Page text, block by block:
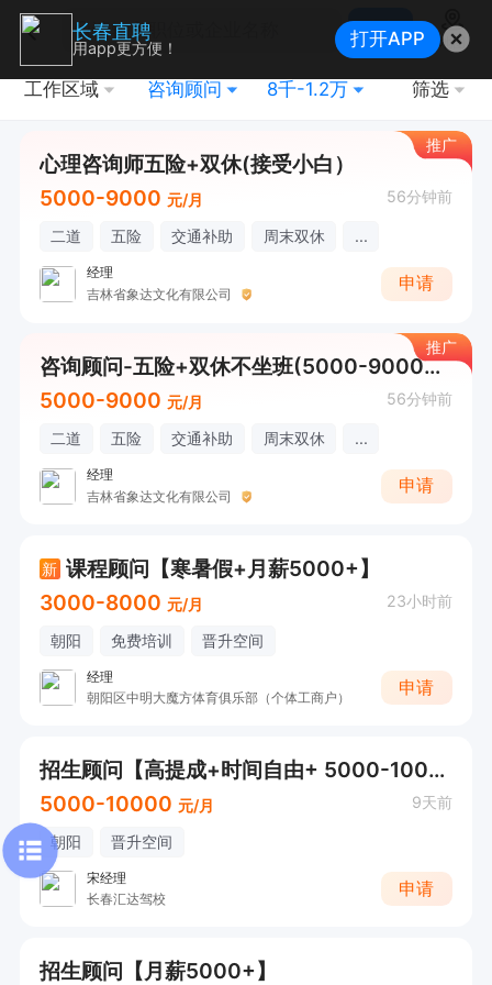
搜索
地图
工作区域 咨询顾问 8千-1.2万 筛选
推广
心理咨询师五险+双休(接受小白）
5000-9000 元/月 56分钟前
二道 五险 交通补助 周末双休 ...
经理
吉林省象达文化有限公司
申请
推广
咨询顾问-五险+双休不坐班(5000-9000元）
5000-9000 元/月 56分钟前
二道 五险 交通补助 周末双休 ...
经理
吉林省象达文化有限公司
申请
新 课程顾问【寒暑假+月薪5000+】
3000-8000 元/月 23小时前
朝阳 免费培训 晋升空间
经理
朝阳区中明大魔方体育俱乐部（个体工商户）
申请
招生顾问【高提成+时间自由+ 5000-10000元/月
5000-10000 元/月 9天前
朝阳 晋升空间
宋经理
长春汇达驾校
申请
招生顾问【月薪5000+】
长春直聘
用app更方便！ 打开APP